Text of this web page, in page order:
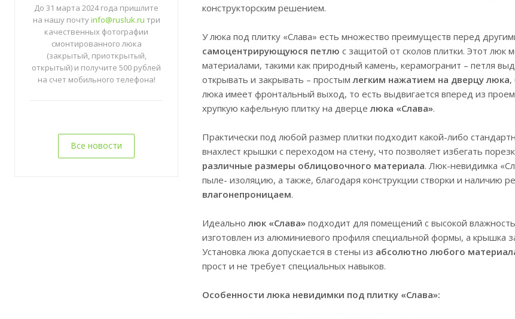
До 31 марта 2024 года пришлите
на нашу почтуinfo@rusluk.ru три
качественных фотографии
смонтированного люка
(закрытый, приоткрытый,
открытый) и получите 500 рублей
на счет мобильного телефона!
Все новости
конструкторским решением.
У люка под плитку «Слава» есть множество преимуществ перед
самоцентрирующуюся петлю с защитой от сколов плитки. Этот
материалами, такими как природный камень, керамогранит – петля
открывать и закрывать – простымлегким нажатием на дверцу люка,
люка имеет фронтальный выход, то есть выдвигается вперед из
хрупкую кафельную плитку на дверцелюка «Слава».
Практически под любой размер плитки подходит какой-либо
внахлест крышки с переходом на стену, что позволяет избегать
различные размеры облицовочного материала. Люк-невидимка
пыле- изоляцию, а также, благодаря конструкции створки и наличию
влагонепроницаем.
Идеальнолюк «Слава» подходит для помещений с высокой
изготовлен из алюминиевого профиля специальной формы, а крышка
Установка люка допускается в стены из абсолютно любого
прост и не требует специальных навыков.
Особенности люка невидимки под плитку «Слава»: